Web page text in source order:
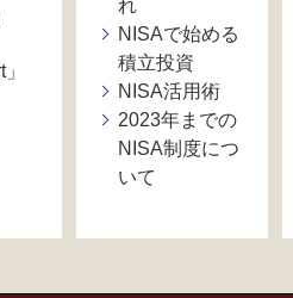
れ
NISAで始める
積立投資
NISA活用術
2023年までの
NISA制度につ
いて